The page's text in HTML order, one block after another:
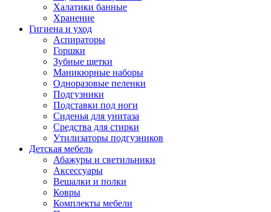
Халатики банные
Хранение
Гигиена и уход
Аспираторы
Горшки
Зубные щетки
Маникюрные наборы
Одноразовые пеленки
Подгузники
Подставки под ноги
Сиденья для унитаза
Средства для стирки
Утилизаторы подгузников
Детская мебель
Абажуры и светильники
Аксессуары
Вешалки и полки
Ковры
Комплекты мебели